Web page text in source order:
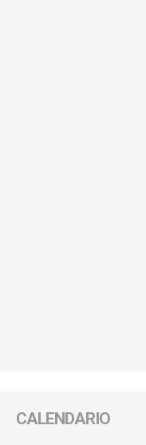
CALENDARIO